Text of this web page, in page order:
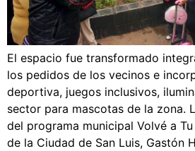
El espacio fue transformado
los pedidos de los vecinos e
deportiva, juegos inclusivos,
sector para mascotas de la zona.
del programa municipal Volvé a
de la Ciudad de San Luis, Gastón